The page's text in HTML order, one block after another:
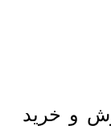
و خرید